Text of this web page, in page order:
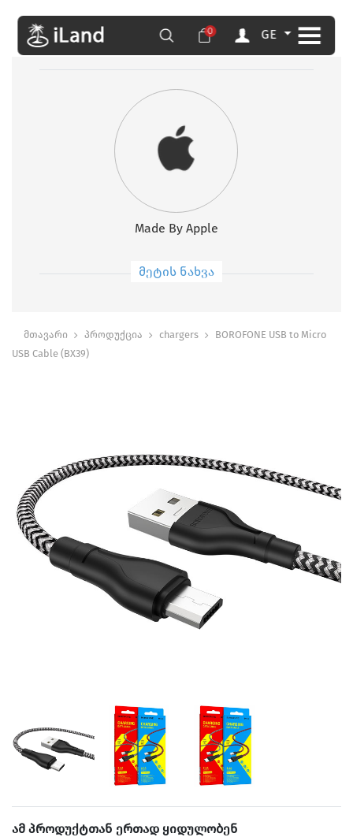
0 GE
Made By Apple
Headphones
Home & Speakers
მეტის ნახვა
მთავარი პროდუქცია chargers
BOROFONE USB to Micro
USB Cable (BX39)
ამ პროდუქტთან ერთად ყიდულობენ